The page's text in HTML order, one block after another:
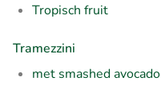
Tropisch fruit
Tramezzini
met smashed avocado